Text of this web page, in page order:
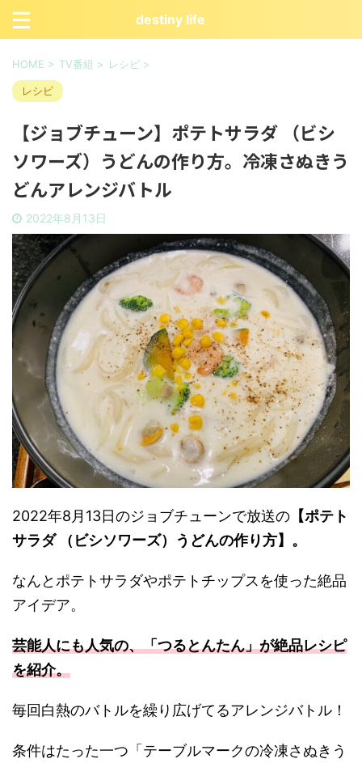
destiny life
HOME > TV番組 > レシピ >
レシピ
【ジョブチューン】ポテトサラダ （ビシ
ソワーズ）うどんの作り方。冷凍さぬきう
どんアレンジバトル
2022年8月13日
2022年8月13日のジョブチューンで放送の 【ポテト
サラダ （ビシソワーズ）うどんの作り方】。
なんとポテトサラダやポテトチップスを使った絶品
アイデア。
芸能人にも人気の、「つるとんたん」が絶品レシピ
を紹介。
毎回白熱のバトルを繰り広げてるアレンジバトル！
条件はたった一つ「テーブルマークの冷凍さぬきう